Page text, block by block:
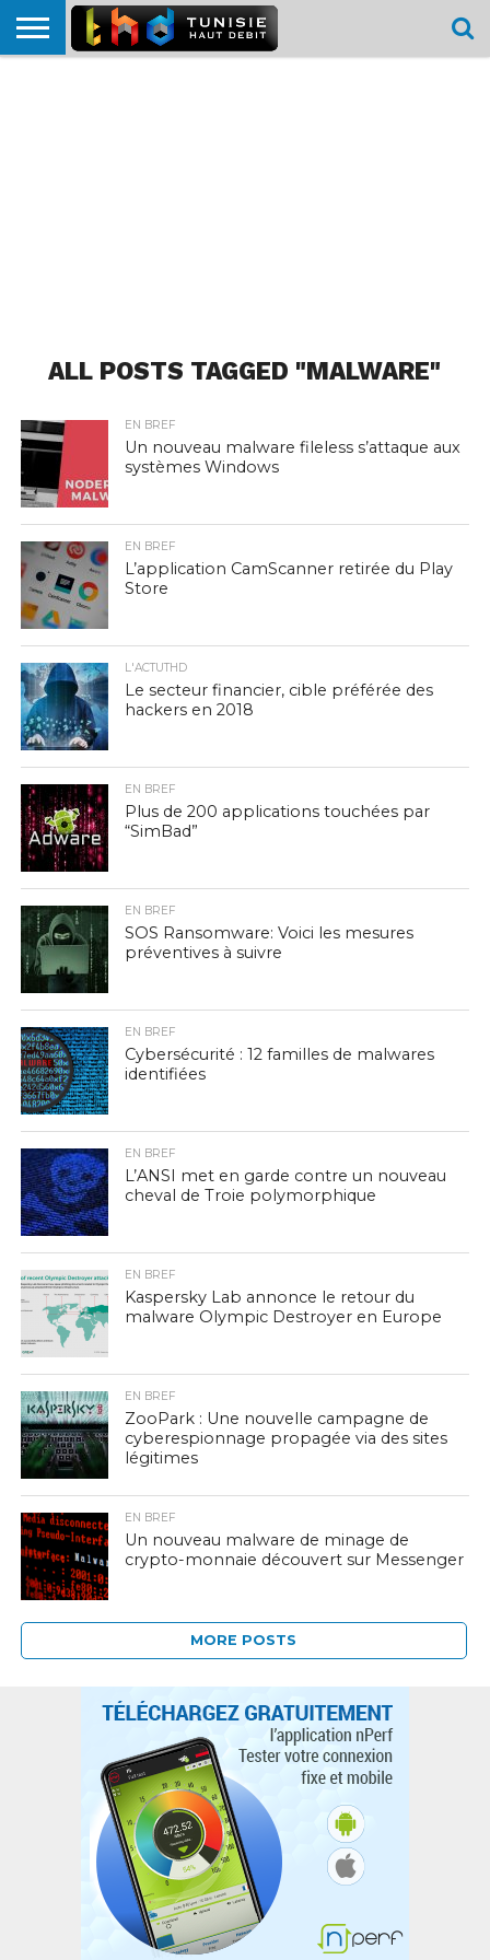
ALL POSTS TAGGED "MALWARE"
EN BREF
Un nouveau malware fileless s’attaque aux
systèmes Windows
EN BREF
L’application CamScanner retirée du Play
Store
L'ACTUTHD
Le secteur financier, cible préférée des
hackers en 2018
EN BREF
Plus de 200 applications touchées par
“SimBad”
EN BREF
SOS Ransomware: Voici les mesures
préventives à suivre
EN BREF
Cybersécurité : 12 familles de malwares
identifiées
EN BREF
L’ANSI met en garde contre un nouveau
cheval de Troie polymorphique
EN BREF
Kaspersky Lab annonce le retour du
malware Olympic Destroyer en Europe
EN BREF
ZooPark : Une nouvelle campagne de
cyberespionnage propagée via des sites
légitimes
EN BREF
Un nouveau malware de minage de
crypto-monnaie découvert sur Messenger
MORE POSTS